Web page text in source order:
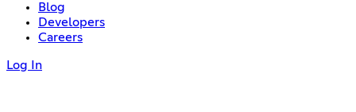
Blog
Developers
Careers
Log In